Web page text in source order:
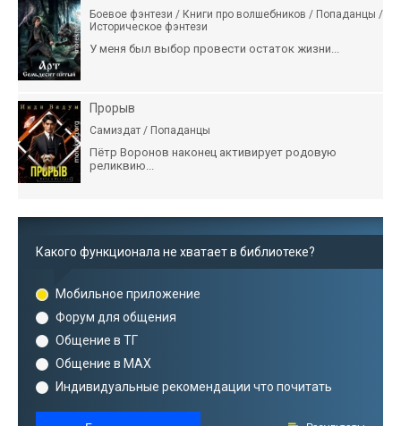
Боевое фэнтези / Книги про волшебников / Попаданцы /
Историческое фэнтези
У меня был выбор провести остаток жизни...
Прорыв
Самиздат / Попаданцы
Пётр Воронов наконец активирует родовую
реликвию...
Какого функционала не хватает в библиотеке?
Мобильное приложение
Форум для общения
Общение в ТГ
Общение в MAX
Индивидуальные рекомендации что почитать